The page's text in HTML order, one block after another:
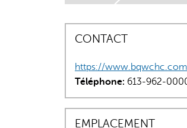
CONTACT
https://www.bqwchc.com
Téléphone: 613-962-
EMPLACEMENT